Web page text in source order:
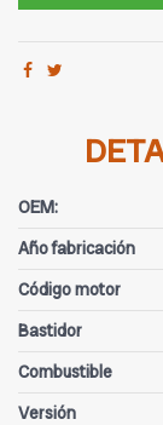
OEM:
Año fabricación
Código motor
Bastidor
Combustible
Versión